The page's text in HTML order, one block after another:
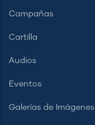
Campañas
Cartilla
Audios
Eventos
Galerías de Imágenes